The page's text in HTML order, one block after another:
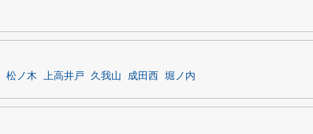
松ノ木 上高井戸 久我山 成田西 堀ノ内